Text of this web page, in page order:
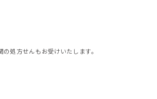
処方せんもお受けいたします。